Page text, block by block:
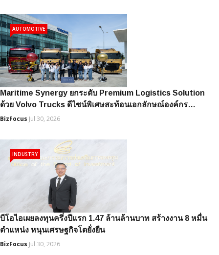
Maritime Synergy ยกระดับ Premium Logistics Solution
ด้วย Volvo Trucks ดีไซน์พิเศษสะท้อนเอกลักษณ์องค์กร…
BizFocus Jul 30, 2026
AUTOMOTIVE
บีโอไอเผยลงทุนครึ่งปีแรก 1.47 ล้านล้านบาท สร้างงาน 8 หมื่น
ตำแหน่ง หนุนเศรษฐกิจโตยั่งยืน
BizFocus Jul 30, 2026
INDUSTRY